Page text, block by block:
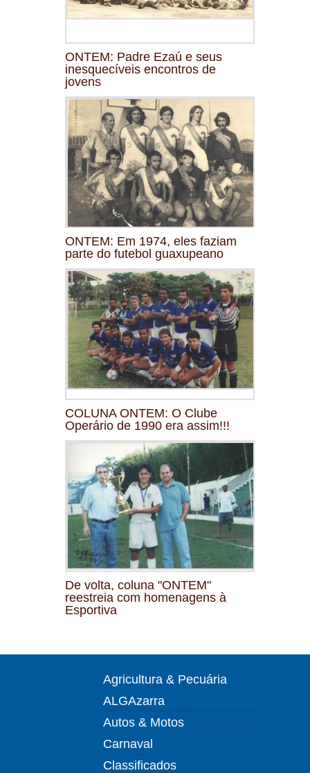
ONTEM: Padre Ezaú e seus
inesquecíveis encontros de
jovens
ONTEM: Em 1974, eles faziam
parte do futebol guaxupeano
COLUNA ONTEM: O Clube
Operário de 1990 era assim!!!
De volta, coluna "ONTEM"
reestreia com homenagens à
Esportiva
Agricultura & Pecuária
ALGAzarra
Autos & Motos
Carnaval
Classificados